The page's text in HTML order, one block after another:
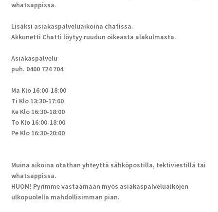
whatsappissa.
Lisäksi asiakaspalveluaikoina chatissa.
Akkunetti Chatti löytyy ruudun oikeasta alakulmasta.
Asiakaspalvelu:
puh. 0400 724 704
Ma Klo 16:00-18:00
Ti Klo 13:30-17:00
Ke Klo 16:30-18:00
To Klo 16:00-18:00
Pe Klo 16:30-20:00
Muina aikoina otathan yhteyttä sähköpostilla, tektiviestillä tai
whatsappissa.
HUOM! Pyrimme vastaamaan myös asiakaspalveluaikojen
ulkopuolella mahdollisimman pian.